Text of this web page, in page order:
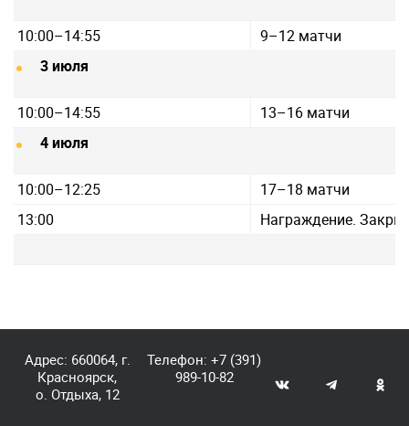
10:00–14:55
9–12 матчи
3 июля
10:00–14:55
13–16 матчи
4 июля
10:00–12:25
17–18 матчи
13:00
Награждение.
Адрес: 660064, г.
Красноярск,
о. Отдыха, 12
Телефон:+7 (391)
989-10-82